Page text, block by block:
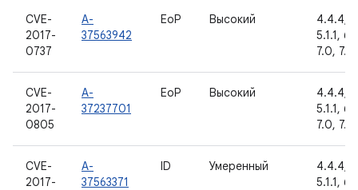
CVE-
2017-
0737
A-
37563942
EoP Высокий
4.4.4,
5.1.1,
7.0,
CVE-
2017-
0805
A-
37237701
EoP Высокий
4.4.4,
5.1.1,
7.0,
CVE-
2017-
A-
37563371
ID Умеренный
4.4.4,
5.1.1,